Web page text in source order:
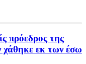
πρόεδρος της
εκ των έσω